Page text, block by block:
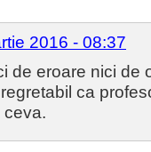
2016 - 08:37
de eroare nici de
ca
ceva.